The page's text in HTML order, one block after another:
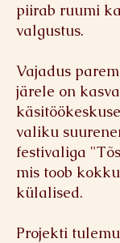
piirab ruumi
valgustus.
Vajadus
järele on
valiku
festivaliga
mis toob
külalised.
Projekti